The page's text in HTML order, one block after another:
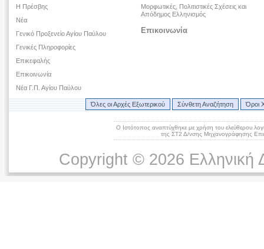
Η Πρέσβης
Νέα
Γενικό Προξενείο Αγίου Παύλου
Γενικές Πληροφορίες
Επικεφαλής
Επικοινωνία
Νέα Γ.Π. Αγίου Παύλου
Μορφωτικές, Πολιτιστικές Σχέσεις και
Απόδημος Ελληνισμός
Επικοινωνία
Όλες οι Αρχές Εξωτερικού Σύνθετη Αναζήτηση Όροι
Ο Ιστότοπος αναπτύχθηκε με χρήση του ελεύθερου
της ΣΤ2 Δ/νσης Μηχανογράφησης
Copyright © 2026